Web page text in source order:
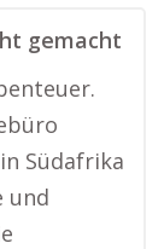
gemacht
Südafrika
und